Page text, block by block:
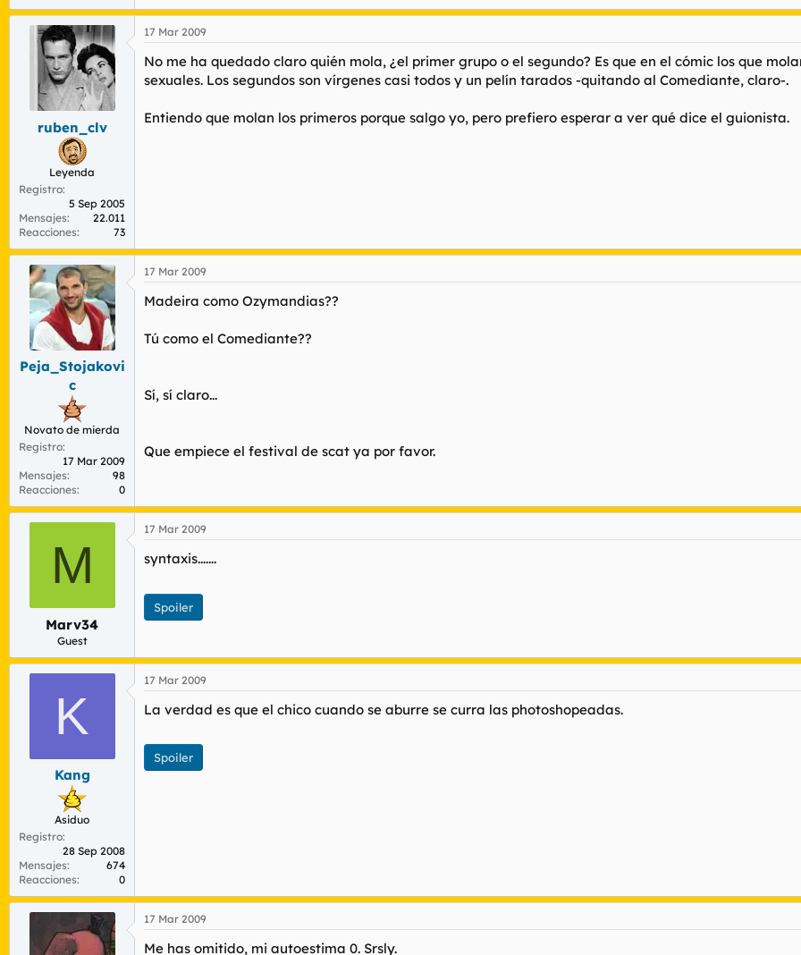
ruben_clv
Leyenda
Registro
5 Sep 2005
Mensajes
22.011
Reacciones
73
17 Mar 2009
No me ha quedado claro quién mola, ¿el primer grupo o el segundo? Es que en el cómic los que
sexuales. Los segundos son vírgenes casi todos y un pelín tarados -quitando al Comediante, claro-.
Entiendo que molan los primeros porque salgo yo, pero prefiero esperar a ver qué dice el guionista.
Peja_Stojakovi
c
Novato de mierda
Registro
17 Mar 2009
Mensajes
98
Reacciones
0
17 Mar 2009
Madeira como Ozymandias??
Tú como el Comediante??
Sí, sí claro...
Que empiece el festival de scat ya por favor.
M
Marv34
Guest
17 Mar 2009
syntaxis.......
Spoiler
K
Kang
Asiduo
Registro
28 Sep 2008
Mensajes
674
Reacciones
0
17 Mar 2009
La verdad es que el chico cuando se aburre se curra las photoshopeadas.
Spoiler
17 Mar 2009
Me has omitido, mi autoestima 0. Srsly.